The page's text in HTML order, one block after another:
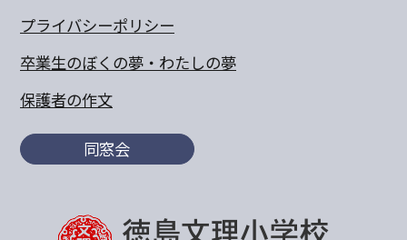
プライバシーポリシー
卒業生のぼくの夢・わたしの夢
保護者の作文
同窓会